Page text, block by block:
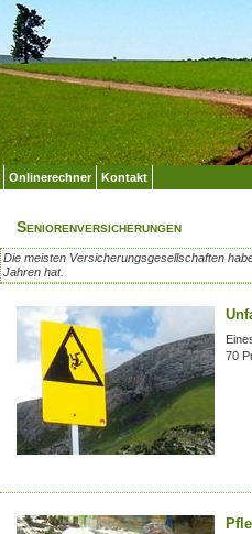
Onlinerechner Kontakt
Seniorenversicherungen
Die meisten Versicherungsgesellschaften
Jahren hat.
70